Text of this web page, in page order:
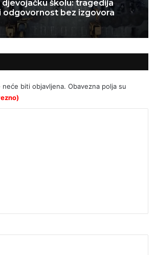
odgovornost bez izgovora
država koja je obećala
danas nudi – smrt
biti objavljena. Obavezna polja su